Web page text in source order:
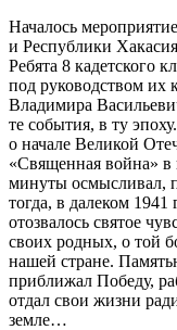
Началось
и Республики
Ребята 8 кадетского
под руководством их
Владимира
те события, в ту
о начале Великой
«Священная война»
минуты осмысливал,
тогда, в далеком 1941
отозвалось святое
своих родных, о той
нашей стране.
приближал Победу,
отдал свои жизни
земле…